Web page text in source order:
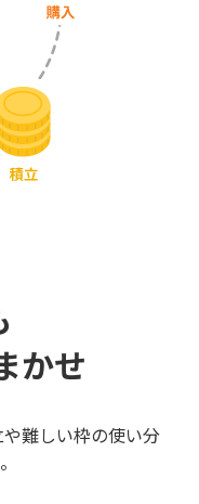
かせ
難しい枠の使い分